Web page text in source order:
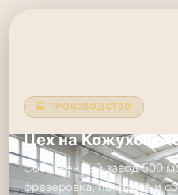
🏭 ПРОИЗВОДСТВО
Цех на
Собственный завод 500
фрезеровка, покраска и